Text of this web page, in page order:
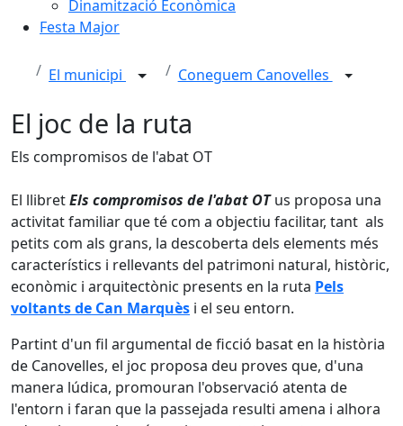
Dinamització Econòmica
Festa Major
El municipi Coneguem Canovelles
El joc de la ruta
Els compromisos de l'abat OT
El llibretEls compromisos de l'abat OTus proposa una
activitat familiar que té com a objectiu facilitar, tant als
petits com als grans, la descoberta dels elements més
característics i rellevants del patrimoni natural, històric,
econòmic i arquitectònic presents en la ruta Pels
voltants de Can Marquès i el seu entorn.
Partint d'un fil argumental de ficció basat en la història
de Canovelles, el joc proposa deu proves que, d'una
manera lúdica, promouran l'observació atenta de
l'entorn i faran que la passejada resulti amena i alhora